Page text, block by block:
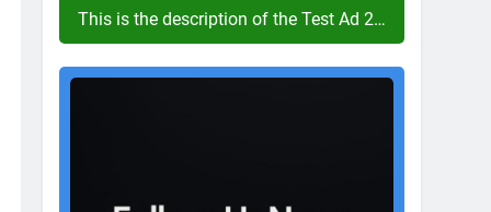
This is the description of the Test Ad 2…